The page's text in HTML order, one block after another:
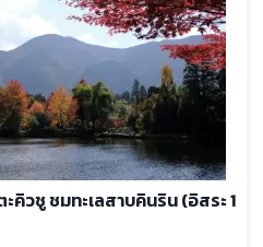
วชู ชมทะเลสาบคินริน (อิสระ 1